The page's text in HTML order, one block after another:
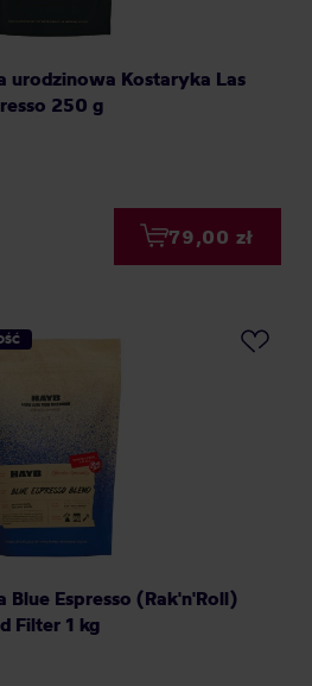
urodzinowa Kostaryka Las
250 g
79,00 zł
Blue Espresso (Rak'n'Roll)
Filter 1 kg